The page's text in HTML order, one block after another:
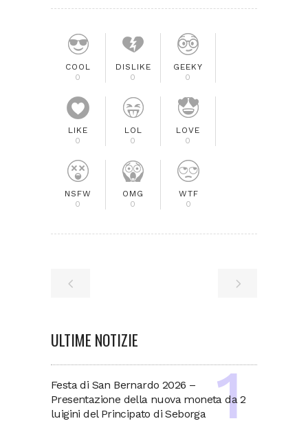
COOL
0
DISLIKE
0
GEEKY
0
LIKE
0
LOL
0
LOVE
0
NSFW
0
OMG
0
WTF
0
ULTIME NOTIZIE
Festa di San Bernardo 2026 –
Presentazione della nuova moneta da 2
luigini del Principato di Seborga